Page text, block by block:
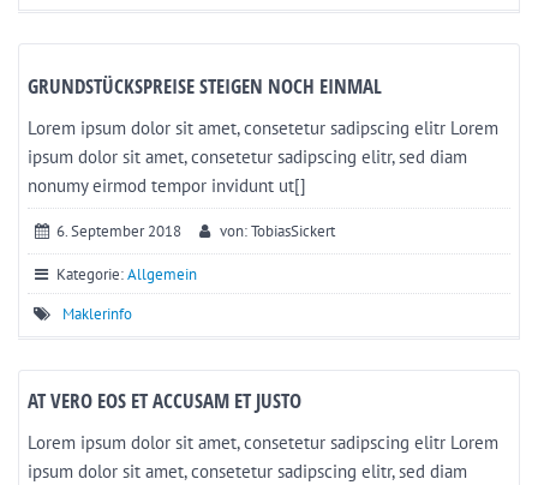
GRUNDSTÜCKSPREISE STEIGEN NOCH EINMAL
Lorem ipsum dolor sit amet, consetetur sadipscing elitr Lorem
ipsum dolor sit amet, consetetur sadipscing elitr, sed diam
nonumy eirmod tempor invidunt ut[]
6. September 2018 von: TobiasSickert
Kategorie:Allgemein
Maklerinfo
AT VERO EOS ET ACCUSAM ET JUSTO
Lorem ipsum dolor sit amet, consetetur sadipscing elitr Lorem
ipsum dolor sit amet, consetetur sadipscing elitr, sed diam